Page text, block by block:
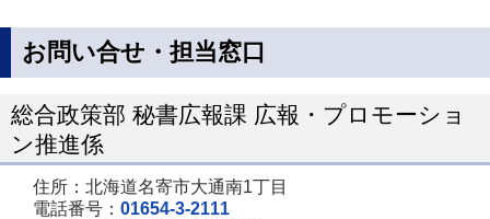
ー
ジ
で
開
お問い合せ・担当窓口
総合政策部 秘書広報課 広報・プロモーショ
ン推進係
住所：北海道名寄市大通南1丁目
電話番号： 01654-3-2111